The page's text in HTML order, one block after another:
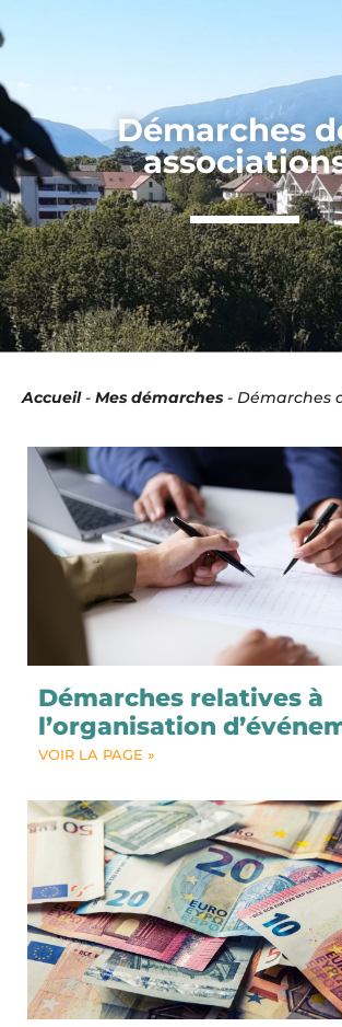
Démarches
Accueil- Mes démarches - Démarches
Démarches relatives à
l’organisation
VOIR LA PAGE »